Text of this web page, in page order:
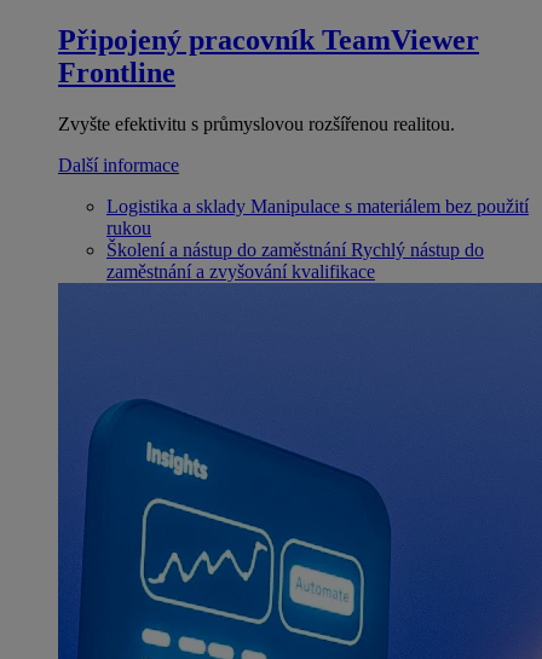
Připojený pracovník TeamViewer
Frontline
Zvyšte efektivitu s průmyslovou rozšířenou realitou.
Další informace
Logistika a sklady Manipulace s materiálem bez použití
rukou
Školení a nástup do zaměstnání Rychlý nástup do
zaměstnání a zvyšování kvalifikace